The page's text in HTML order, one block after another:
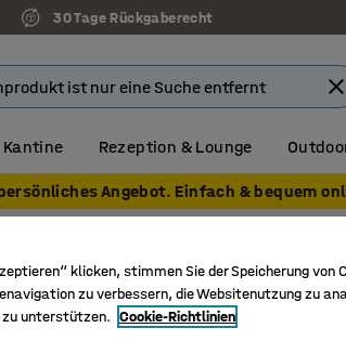
30 Tage Rückgaberecht
Kantine Rezeption & Lounge
Angebot. Einfach & bequem
Ministapler
Gabelbreite Gabelrollen
klicken, stimmen Sie der Speicherung von
zu verbessern, die Websitenutzung zu
zu unterstützen. Cookie-Richtlinien